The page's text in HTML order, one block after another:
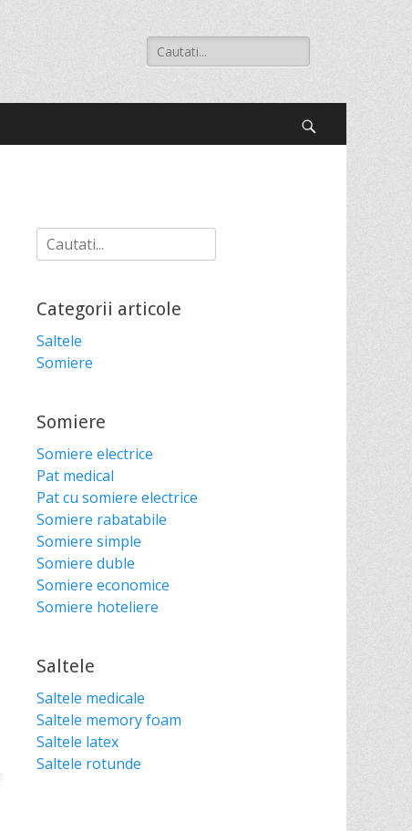
Search
for:
Search
for:
Categorii articole
Saltele
Somiere
Somiere
Somiere electrice
Pat medical
Pat cu somiere electrice
Somiere rabatabile
Somiere simple
Somiere duble
Somiere economice
Somiere hoteliere
Saltele
Saltele medicale
Saltele memory foam
Saltele latex
Saltele rotunde